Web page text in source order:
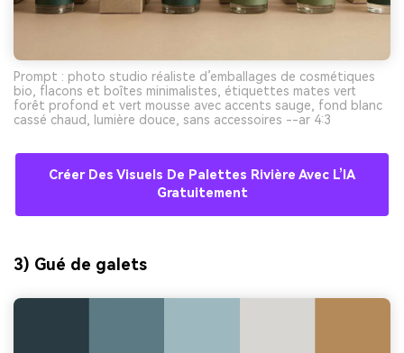
Prompt : photo studio réaliste d’emballages de cosmétiques
bio, flacons et boîtes minimalistes, étiquettes mates vert
forêt profond et vert mousse avec accents sauge, fond blanc
cassé chaud, lumière douce, sans accessoires --ar 4:3
Créer Des Visuels De Palettes Rivière Avec L’IA
Gratuitement
3) Gué de galets